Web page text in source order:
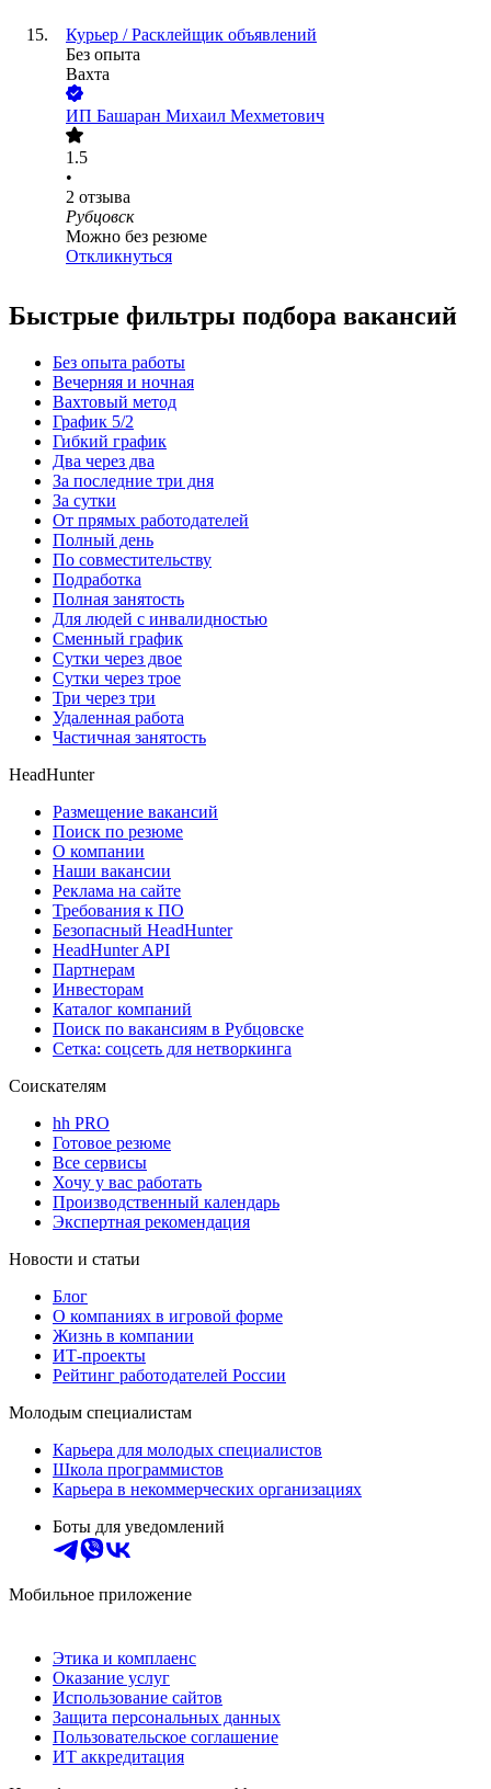
Курьер / Расклейщик объявлений
Без опыта
Вахта
ИП Башаран Михаил Мехметович
1.5
•
2 отзыва
Рубцовск
Можно без резюме
Откликнуться
Быстрые фильтры подбора вакансий
Без опыта работы
Вечерняя и ночная
Вахтовый метод
График 5/2
Гибкий график
Два через два
За последние три дня
За сутки
От прямых работодателей
Полный день
По совместительству
Подработка
Полная занятость
Для людей с инвалидностью
Сменный график
Сутки через двое
Сутки через трое
Три через три
Удаленная работа
Частичная занятость
HeadHunter
Размещение вакансий
Поиск по резюме
О компании
Наши вакансии
Реклама на сайте
Требования к ПО
Безопасный HeadHunter
HeadHunter API
Партнерам
Инвесторам
Каталог компаний
Поиск по вакансиям в Рубцовске
Сетка: соцсеть для нетворкинга
Соискателям
hh PRO
Готовое резюме
Все сервисы
Хочу у вас работать
Производственный календарь
Экспертная рекомендация
Новости и статьи
Блог
О компаниях в игровой форме
Жизнь в компании
ИТ-проекты
Рейтинг работодателей России
Молодым специалистам
Карьера для молодых специалистов
Школа программистов
Карьера в некоммерческих организациях
Боты для уведомлений
Мобильное приложение
Этика и комплаенс
Оказание услуг
Использование сайтов
Защита персональных данных
Пользовательское соглашение
ИТ аккредитация